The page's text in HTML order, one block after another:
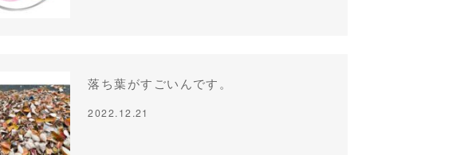
落ち葉がすごいんです。
2022.12.21